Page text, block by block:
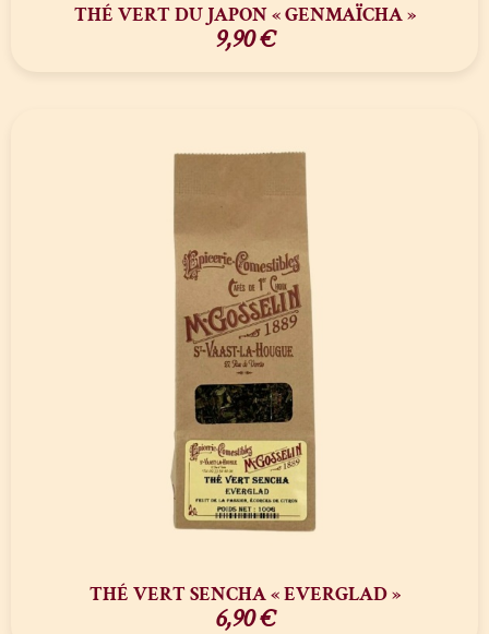
THÉ VERT DU JAPON « GENMAÏCHA »
9,90€
THÉ VERT SENCHA « EVERGLAD »
6,90€